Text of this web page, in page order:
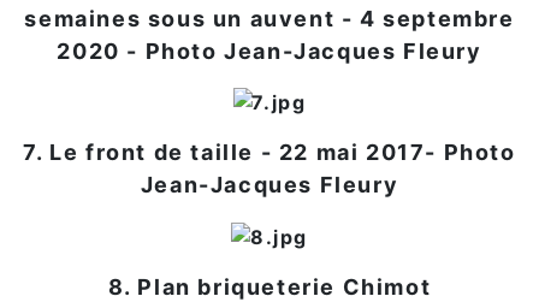
semaines sous un auvent - 4 septembre
2020 - Photo Jean-Jacques Fleury
7. Le front de taille - 22 mai 2017- Photo
Jean-Jacques Fleury
8. Plan briqueterie Chimot